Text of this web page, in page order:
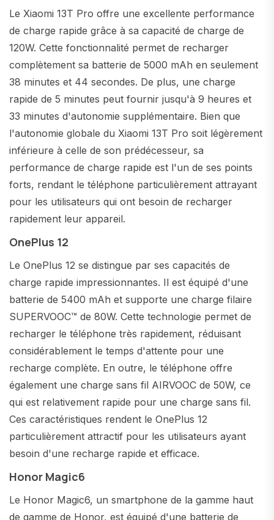
Le Xiaomi 13T Pro offre une excellente performance
de charge rapide grâce à sa capacité de charge de
120W. Cette fonctionnalité permet de recharger
complètement sa batterie de 5000 mAh en seulement
38 minutes et 44 secondes. De plus, une charge
rapide de 5 minutes peut fournir jusqu'à 9 heures et
33 minutes d'autonomie supplémentaire. Bien que
l'autonomie globale du Xiaomi 13T Pro soit légèrement
inférieure à celle de son prédécesseur, sa
performance de charge rapide est l'un de ses points
forts, rendant le téléphone particulièrement attrayant
pour les utilisateurs qui ont besoin de recharger
rapidement leur appareil.
OnePlus 12
Le OnePlus 12 se distingue par ses capacités de
charge rapide impressionnantes. Il est équipé d'une
batterie de 5400 mAh et supporte une charge filaire
SUPERVOOC™ de 80W. Cette technologie permet de
recharger le téléphone très rapidement, réduisant
considérablement le temps d'attente pour une
recharge complète. En outre, le téléphone offre
également une charge sans fil AIRVOOC de 50W, ce
qui est relativement rapide pour une charge sans fil.
Ces caractéristiques rendent le OnePlus 12
particulièrement attractif pour les utilisateurs ayant
besoin d'une recharge rapide et efficace.
Honor Magic6
Le Honor Magic6, un smartphone de la gamme haut
de gamme de Honor, est équipé d'une batterie de